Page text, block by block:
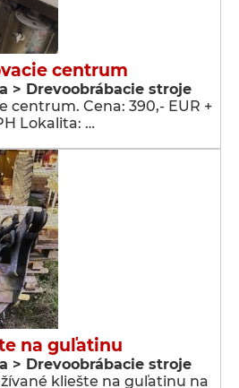
centrum
> Drevoobrábacie stroje
centrum. Cena: 390,- EUR +
Lokalita: …
na guľatinu
> Drevoobrábacie stroje
kliešte na guľatinu na